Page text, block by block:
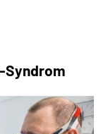
Syndrom